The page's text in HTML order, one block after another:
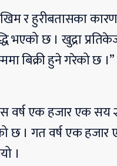
र हुरीबतासका
भएको छ । खुद्रा
बिक्री हुने गरेको छ
वर्ष एक हजार एक
छ । गत वर्ष एक
।